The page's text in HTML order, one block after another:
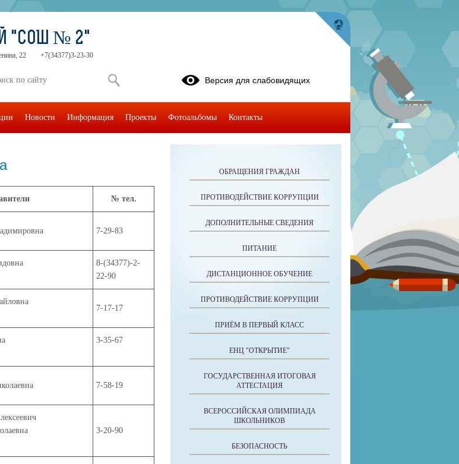
№ тел.
7-29-83
8-(34377)-2-
22-90
7-17-17
3-35-67
7-58-19
3-20-90
ОБРАЩЕНИЯ ГРАЖДАН
ПРОТИВОДЕЙСТВИЕ КОРРУПЦИИ
ДОПОЛНИТЕЛЬНЫЕ СВЕДЕНИЯ
ПИТАНИЕ
ДИСТАНЦИОННОЕ ОБУЧЕНИЕ
ПРОТИВОДЕЙСТВИЕ КОРРУПЦИИ
ПРИЁМ В ПЕРВЫЙ КЛАСС
ЕНЦ "ОТКРЫТИЕ"
ГОСУДАРСТВЕННАЯ ИТОГОВАЯ
АТТЕСТАЦИЯ
ВСЕРОССИЙСКАЯ ОЛИМПИАДА
ШКОЛЬНИКОВ
БЕЗОПАСНОСТЬ
"СОШ № 2"
22 +7(34377)3-23-30
Версия для слабовидящих
Новости Информация Проекты Фотоальбомы Контакты